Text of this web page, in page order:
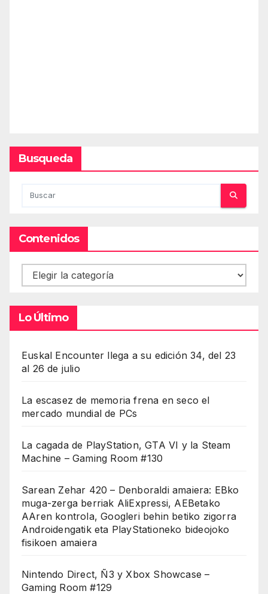
Busqueda
Contenidos
Contenidos
Lo Último
Euskal Encounter llega a su edición 34, del 23
al 26 de julio
La escasez de memoria frena en seco el
mercado mundial de PCs
La cagada de PlayStation, GTA VI y la Steam
Machine – Gaming Room #130
Sarean Zehar 420 – Denboraldi amaiera: EBko
muga-zerga berriak AliExpressi, AEBetako
AAren kontrola, Googleri behin betiko zigorra
Androidengatik eta PlayStationeko bideojoko
fisikoen amaiera
Nintendo Direct, Ñ3 y Xbox Showcase –
Gaming Room #129